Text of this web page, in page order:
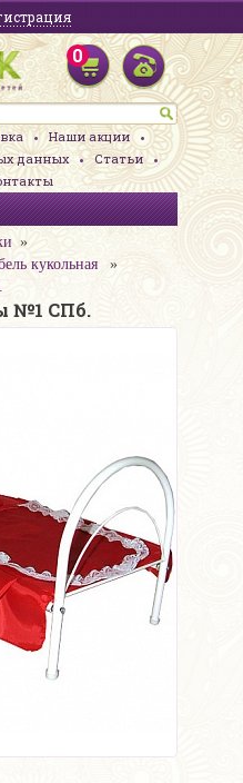
0
Наши акции
данных
Статьи
кукольная
№1 СПб.